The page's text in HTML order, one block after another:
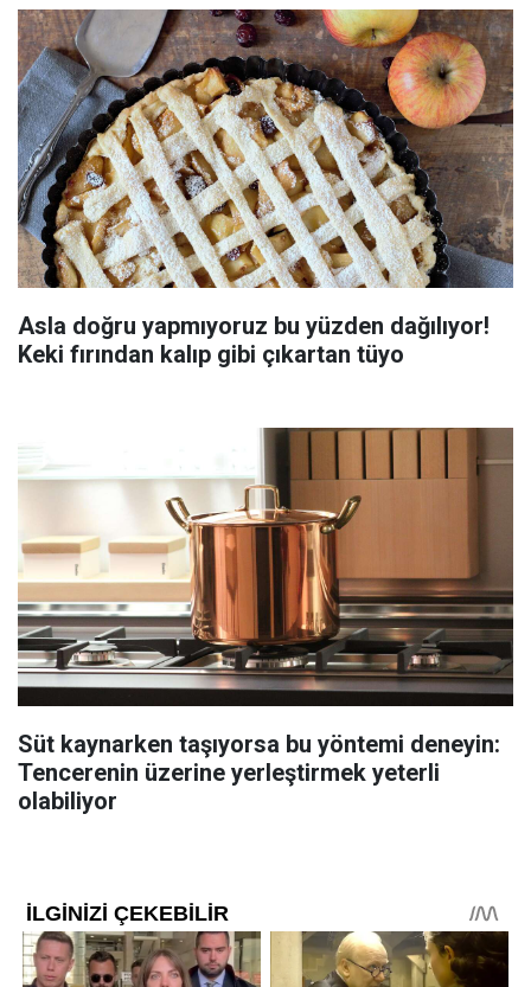
Asla doğru yapmıyoruz bu yüzden dağılıyor!
Keki fırından kalıp gibi çıkartan tüyo
Süt kaynarken taşıyorsa bu yöntemi deneyin:
Tencerenin üzerine yerleştirmek yeterli
olabiliyor